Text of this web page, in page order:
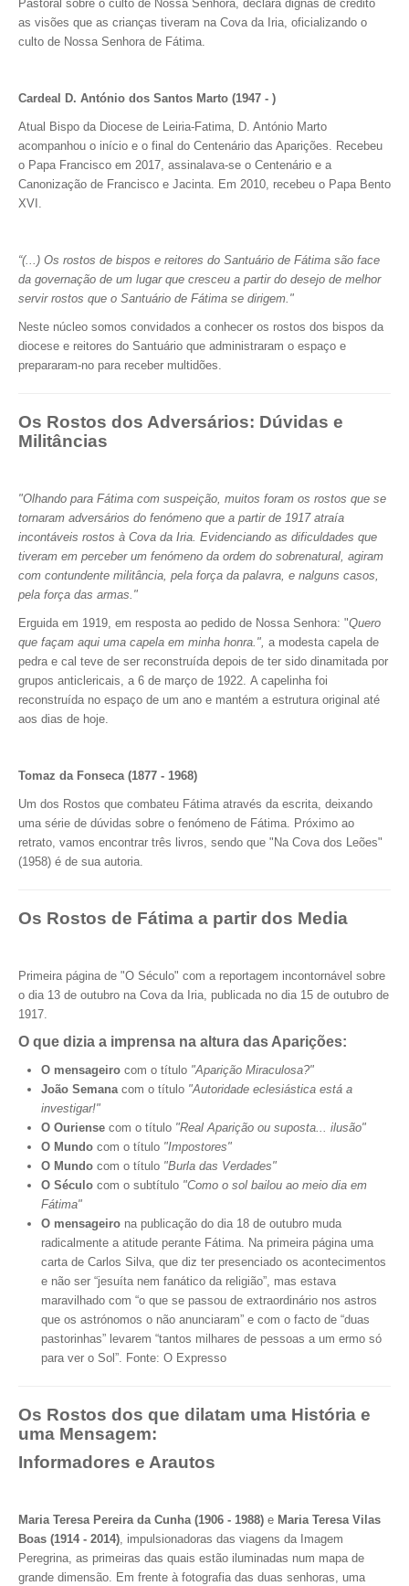
Pastoral sobre o culto de Nossa Senhora, declara dignas de crédito
as visões que as crianças tiveram na Cova da Iria, oficializando o
culto de Nossa Senhora de Fátima.
Cardeal D. António dos Santos Marto (1947 - )
Atual Bispo da Diocese de Leiria-Fatima, D. António Marto
acompanhou o início e o final do Centenário das Aparições. Recebeu
o Papa Francisco em 2017, assinalava-se o Centenário e a
Canonização de Francisco e Jacinta. Em 2010, recebeu o Papa Bento
XVI.
“(...) Os rostos de bispos e reitores do Santuário de Fátima são face
da governação de um lugar que cresceu a partir do desejo de melhor
servir rostos que o Santuário de Fátima se dirigem."
Neste núcleo somos convidados a conhecer os rostos dos bispos da
diocese e reitores do Santuário que administraram o espaço e
prepararam-no para receber multidões.
Os Rostos dos Adversários: Dúvidas e
Militâncias
"Olhando para Fátima com suspeição, muitos foram os rostos que se
tornaram adversários do fenómeno que a partir de 1917 atraía
incontáveis rostos à Cova da Iria. Evidenciando as dificuldades que
tiveram em perceber um fenómeno da ordem do sobrenatural, agiram
com contundente militância, pela força da palavra, e nalguns casos,
pela força das armas."
Erguida em 1919, em resposta ao pedido de Nossa Senhora: "Quero
que façam aqui uma capela em minha honra.", a modesta capela de
pedra e cal teve de ser reconstruída depois de ter sido dinamitada por
grupos anticlericais, a 6 de março de 1922. A capelinha foi
reconstruída no espaço de um ano e mantém a estrutura original até
aos dias de hoje.
Tomaz da Fonseca (1877 - 1968)
Um dos Rostos que combateu Fátima através da escrita, deixando
uma série de dúvidas sobre o fenómeno de Fátima. Próximo ao
retrato, vamos encontrar três livros, sendo que "Na Cova dos Leões"
(1958) é de sua autoria.
Os Rostos de Fátima a partir dos Media
Primeira página de "O Século" com a reportagem incontornável sobre
o dia 13 de outubro na Cova da Iria, publicada no dia 15 de outubro de
1917.
O que dizia a imprensa na altura das Aparições:
O mensageiro com o título "Aparição Miraculosa?"
João Semana com o título "Autoridade eclesiástica está a
investigar!"
O Ouriense com o título "Real Aparição ou suposta... ilusão"
O Mundo com o título "Impostores"
O Mundo com o título "Burla das Verdades"
O Século com o subtítulo "Como o sol bailou ao meio dia em
Fátima"
O mensageiro na publicação do dia 18 de outubro muda
radicalmente a atitude perante Fátima. Na primeira página uma
carta de Carlos Silva, que diz ter presenciado os acontecimentos
e não ser “jesuíta nem fanático da religião”, mas estava
maravilhado com “o que se passou de extraordinário nos astros
que os astrónomos o não anunciaram” e com o facto de “duas
pastorinhas” levarem “tantos milhares de pessoas a um ermo só
para ver o Sol”. Fonte: O Expresso
Os Rostos dos que dilatam uma História e
uma Mensagem:
Informadores e Arautos
Maria Teresa Pereira da Cunha (1906 - 1988) e Maria Teresa Vilas
Boas (1914 - 2014), impulsionadoras das viagens da Imagem
Peregrina, as primeiras das quais estão iluminadas num mapa de
grande dimensão. Em frente à fotografia das duas senhoras, uma